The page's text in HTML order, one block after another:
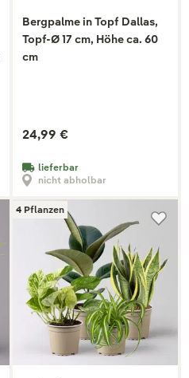
Bergpalme in Topf Dallas,
Topf-Ø 17 cm, Höhe ca. 60
cm
24,99 €
lieferbar
nicht abholbar
4 Pflanzen